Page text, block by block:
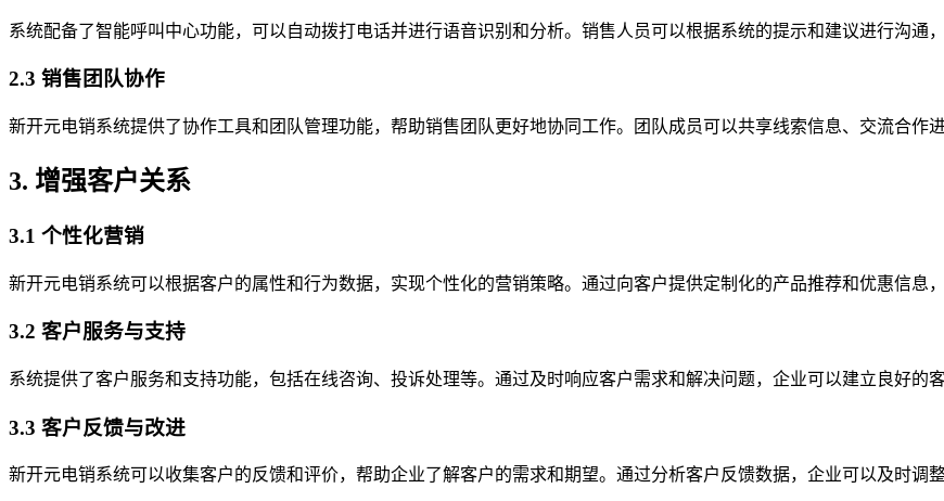
系统配备了智能呼叫中心功能，可以自动拨打电话并进行语音识别和分析。销售人员可以根据系统的提示和建议进行沟通
2.3 销售团队协作
新开元电销系统提供了协作工具和团队管理功能，帮助销售团队更好地协同工作。团队成员可以共享线索信息、交流合作
3. 增强客户关系
3.1 个性化营销
新开元电销系统可以根据客户的属性和行为数据，实现个性化的营销策略。通过向客户提供定制化的产品推荐和优惠信息
3.2 客户服务与支持
系统提供了客户服务和支持功能，包括在线咨询、投诉处理等。通过及时响应客户需求和解决问题，企业可以建立良好的
3.3 客户反馈与改进
新开元电销系统可以收集客户的反馈和评价，帮助企业了解客户的需求和期望。通过分析客户反馈数据，企业可以及时调